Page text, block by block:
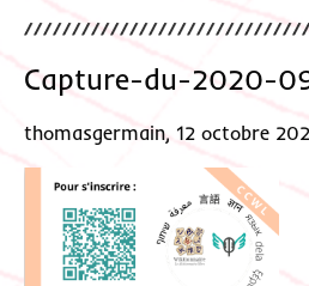
Capture-du-2020-
thomasgermain, 12 octobre